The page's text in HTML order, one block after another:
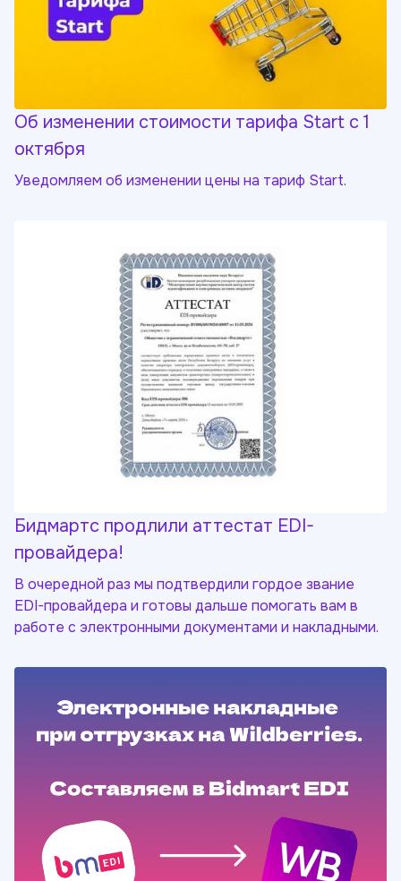
Об изменении стоимости тарифа Start с 1
октября
Уведомляем об изменении цены на тариф Start.
Бидмартс продлили аттестат EDI-
провайдера!
В очередной раз мы подтвердили гордое звание
EDI-провайдера и готовы дальше помогать вам в
работе с электронными документами и накладными.